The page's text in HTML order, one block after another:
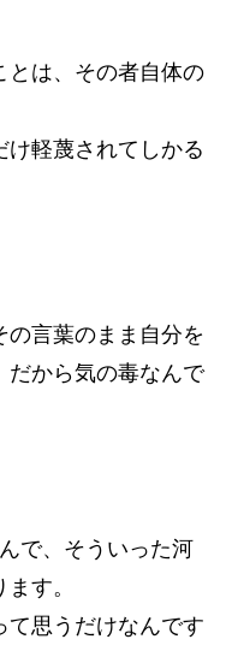
とは、その者自体の
軽蔑されてしかる
の言葉のまま自分を
だから気の毒なんで
で、そういった河
す。
て思うだけなんです